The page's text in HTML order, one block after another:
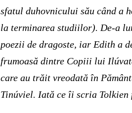
sfatul duhovnicului său când a
la terminarea studiilor). De-a
poezii de dragoste, iar Edith a
frumoasă dintre Copiii lui
care au trăit vreodată în
Tinúviel. Iată ce îi scria